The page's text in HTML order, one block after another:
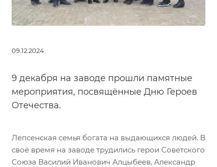
09.12.2024
9 декабря на заводе прошли памятные
мероприятия, посвящённые Дню Героев
Отечества.
Лепсенская семья богата на выдающихся людей. В
своё время на заводе трудились герои Советского
Союза Василий Иванович Алцыбеев, Александр